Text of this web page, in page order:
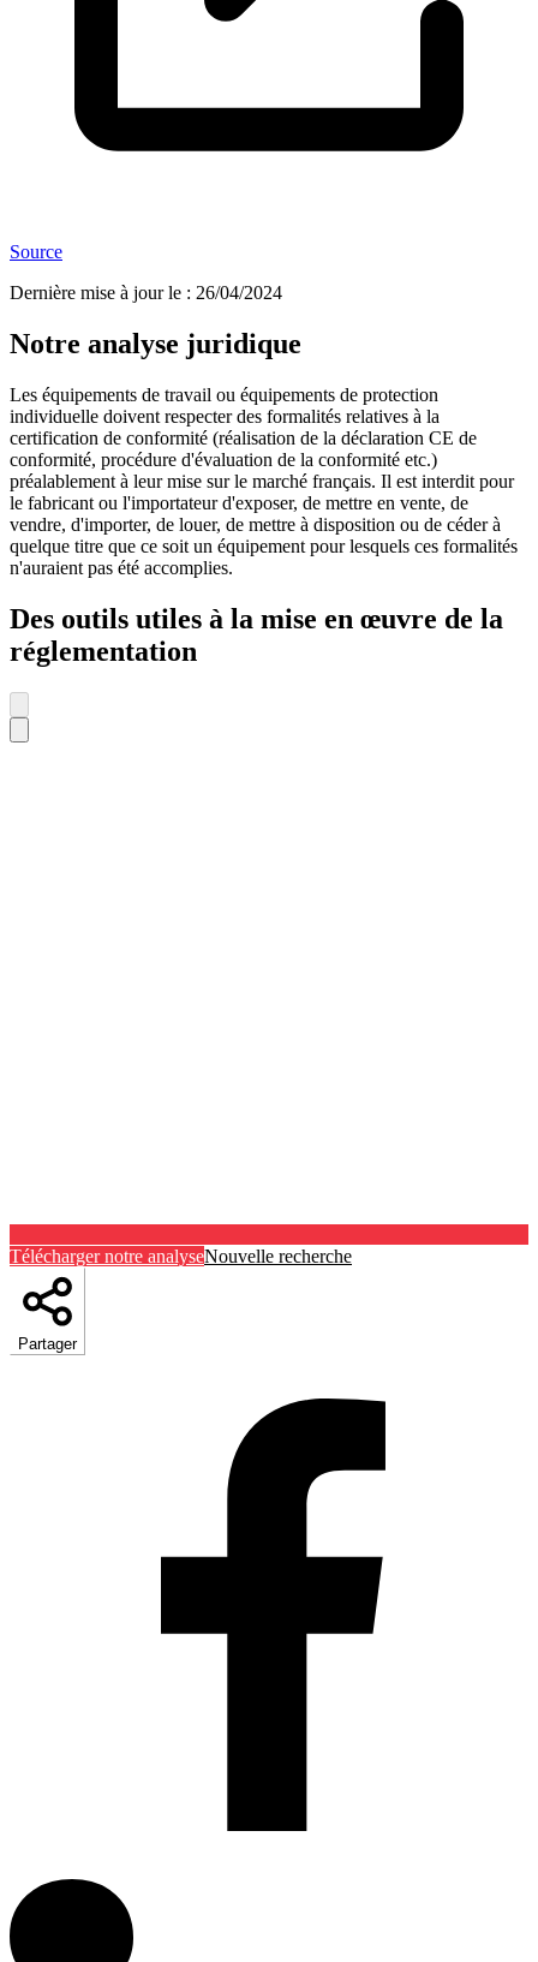
Source
Dernière mise à jour le : 26/04/2024
Notre analyse juridique
Les équipements de travail ou équipements de protection
individuelle doivent respecter des formalités relatives à la
certification de conformité (réalisation de la déclaration CE de
conformité, procédure d'évaluation de la conformité etc.)
préalablement à leur mise sur le marché français. Il est interdit pour
le fabricant ou l'importateur d'exposer, de mettre en vente, de
vendre, d'importer, de louer, de mettre à disposition ou de céder à
quelque titre que ce soit un équipement pour lesquels ces formalités
n'auraient pas été accomplies.
Des outils utiles à la mise en œuvre de la
réglementation
Télécharger notre analyseNouvelle recherche
Partager